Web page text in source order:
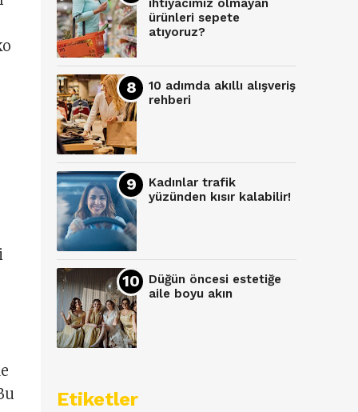
ihtiyacımız olmayan
ürünleri sepete
atıyoruz?
10 adımda akıllı alışveriş
rehberi
Kadınlar trafik
yüzünden kısır kalabilir!
Düğün öncesi estetiğe
aile boyu akın
Etiketler